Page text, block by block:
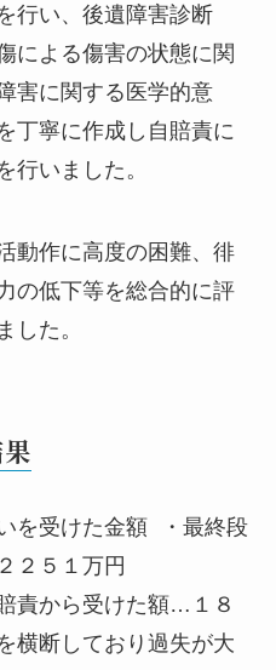
行い、後遺障害診断
による傷害の状態に関
害に関する医学的意
丁寧に作成し自賠責に
行いました。
動作に高度の困難、徘
の低下等を総合的に評
した。
を受けた金額 ・最終段
２５１万円
責から受けた額…１８
横断しており過失が大